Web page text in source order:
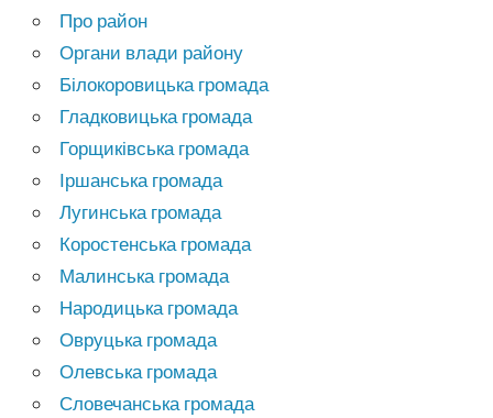
Про район
Органи влади району
Білокоровицька громада
Гладковицька громада
Горщиківська громада
Іршанська громада
Лугинська громада
Коростенська громада
Малинська громада
Народицька громада
Овруцька громада
Олевська громада
Словечанська громада